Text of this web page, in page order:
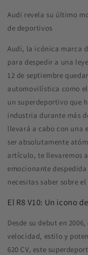
Audi revela su último
de deportivos
Audi, la icónica marca
para despedir a una
12 de septiembre
automovilística como el
un superdeportivo que
industria durante más
llevará a cabo con una
ser absolutamente
artículo, te llevaremos
emocionante
necesitas saber sobre
El R8 V10: Un icono
Desde su debut en
velocidad, estilo y
620 CV, este